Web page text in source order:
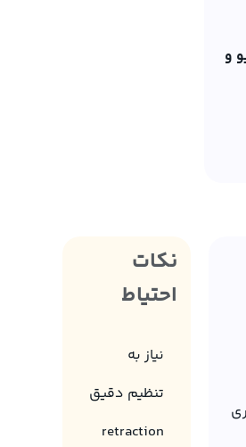
و
نکات
احتیاط
نیاز به
تنظیم دقیق
retraction